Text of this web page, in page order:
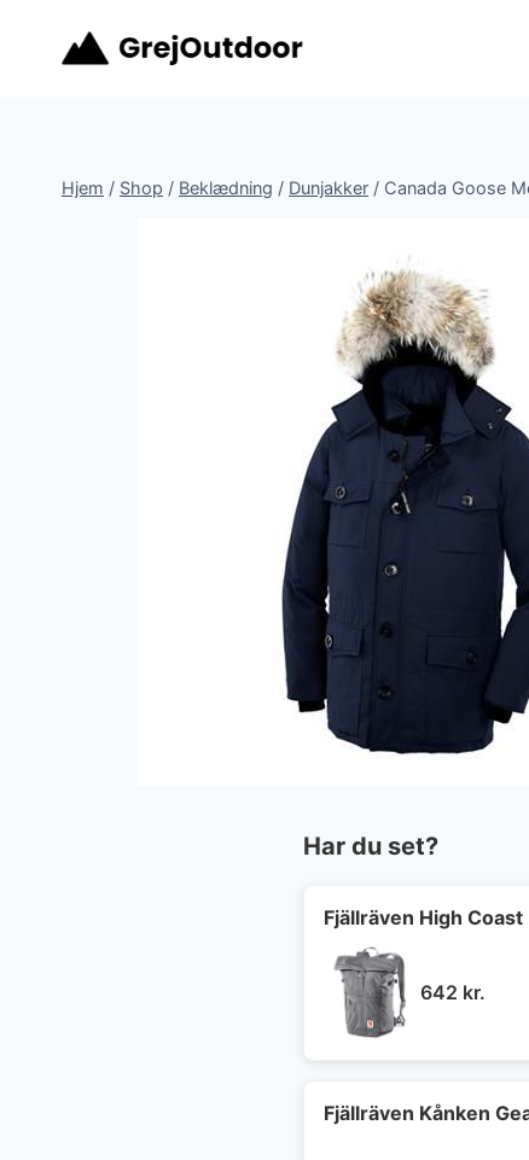
Hjem / Shop / Beklædning / Dunjakker / Canada Goose
Har du set?
Fjällräven High
642 kr.
Fjällräven Kånken